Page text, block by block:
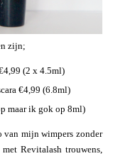
zijn;
(2 x 4.5ml)
€4,99 (6.8ml)
maar ik gok op 8ml)
van mijn wimpers zonder
Revitalash trouwens,